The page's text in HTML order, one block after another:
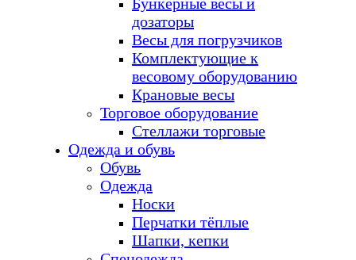
дозаторы
Весы для погрузчиков
Комплектующие к
весовому оборудованию
Крановые весы
Торговое оборудование
Стеллажи торговые
Одежда и обувь
Обувь
Одежда
Носки
Перчатки тёплые
Шапки, кепки